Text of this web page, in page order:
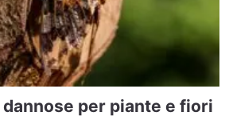
per piante e fiori